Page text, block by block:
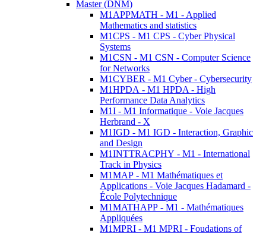
Master (DNM)
M1APPMATH - M1 - Applied
Mathematics and statistics
M1CPS - M1 CPS - Cyber Physical
Systems
M1CSN - M1 CSN - Computer Science
for Networks
M1CYBER - M1 Cyber - Cybersecurity
M1HPDA - M1 HPDA - High
Performance Data Analytics
M1I - M1 Informatique - Voie Jacques
Herbrand - X
M1IGD - M1 IGD - Interaction, Graphic
and Design
M1INTTRACPHY - M1 - International
Track in Physics
M1MAP - M1 Mathématiques et
Applications - Voie Jacques Hadamard -
École Polytechnique
M1MATHAPP - M1 - Mathématiques
Appliquées
M1MPRI - M1 MPRI - Foudations of